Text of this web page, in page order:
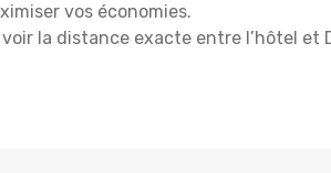
vos économies.
la distance exacte entre l’hôtel et